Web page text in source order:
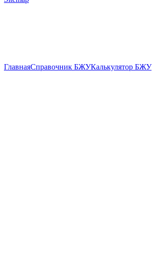
ГлавнаяСправочник БЖУКалькулятор БЖУ